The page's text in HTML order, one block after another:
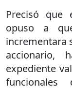
Precisó que
opuso a
incrementara
accionario,
expediente